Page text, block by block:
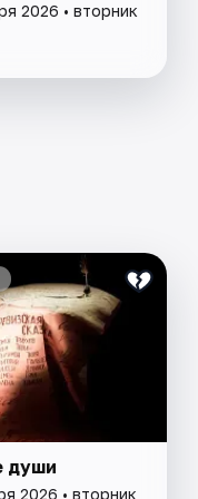
2026 • вторник
души
2026 • вторник